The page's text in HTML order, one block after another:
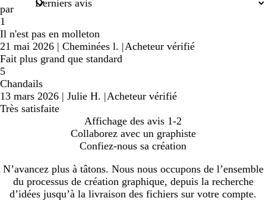
par
1
Il n'est pas en molleton
21 mai 2026 | Cheminées l. |Acheteur vérifié
Fait plus grand que standard
5
Chandails
13 mars 2026 | Julie H. |Acheteur vérifié
Très satisfaite
Affichage des avis 1-2
Collaborez avec un graphiste
Confiez-nous sa création
N’avancez plus à tâtons. Nous nous occupons de l’ensemble
du processus de création graphique, depuis la recherche
d’idées jusqu’à la livraison des fichiers sur votre compte.